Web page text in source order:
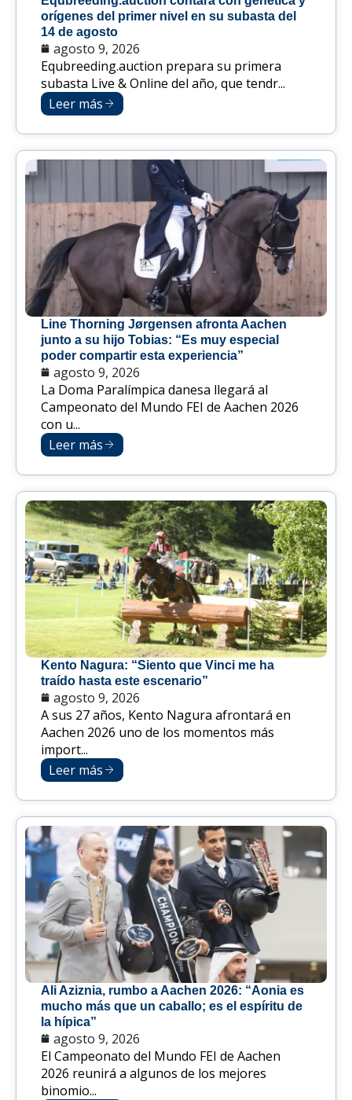
orígenes del primer nivel en su subasta del
14 de agosto
agosto 9, 2026
Equbreeding.auction prepara su primera
subasta Live & Online del año, que tendr...
Leer más
Line Thorning Jørgensen afronta Aachen
junto a su hijo Tobias: “Es muy especial
poder compartir esta experiencia”
agosto 9, 2026
La Doma Paralímpica danesa llegará al
Campeonato del Mundo FEI de Aachen 2026
con u...
Leer más
Kento Nagura: “Siento que Vinci me ha
traído hasta este escenario”
agosto 9, 2026
A sus 27 años, Kento Nagura afrontará en
Aachen 2026 uno de los momentos más
import...
Leer más
Ali Aziznia, rumbo a Aachen 2026: “Aonia es
mucho más que un caballo; es el espíritu de
la hípica”
agosto 9, 2026
El Campeonato del Mundo FEI de Aachen
2026 reunirá a algunos de los mejores
binomio...